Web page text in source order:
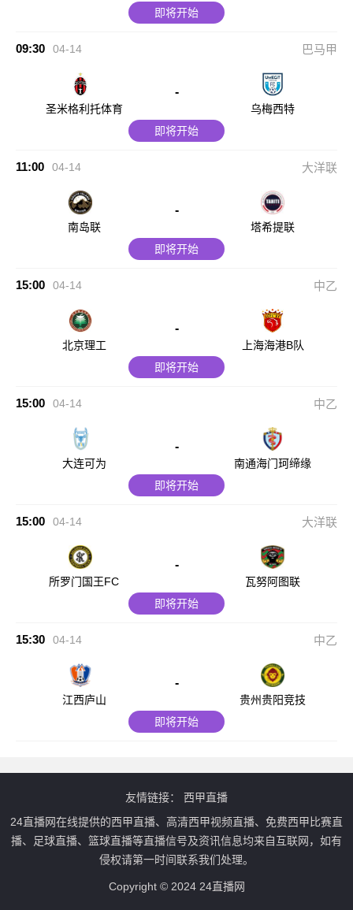
即将开始
09:30 04-14 巴马甲
圣米格利托体育
-
乌梅西特
即将开始
11:00 04-14 大洋联
南岛联
-
塔希提联
即将开始
15:00 04-14 中乙
北京理工
-
上海海港B队
即将开始
15:00 04-14 中乙
大连可为
-
南通海门珂缔缘
即将开始
15:00 04-14 大洋联
所罗门国王FC
-
瓦努阿图联
即将开始
15:30 04-14 中乙
江西庐山
-
贵州贵阳竞技
即将开始
友情链接： 西甲直播
24直播网在线提供的西甲直播、高清西甲视频直播、免费西甲比赛直
播、足球直播、篮球直播等直播信号及资讯信息均来自互联网，如有
侵权请第一时间联系我们处理。
Copyright © 2024 24直播网